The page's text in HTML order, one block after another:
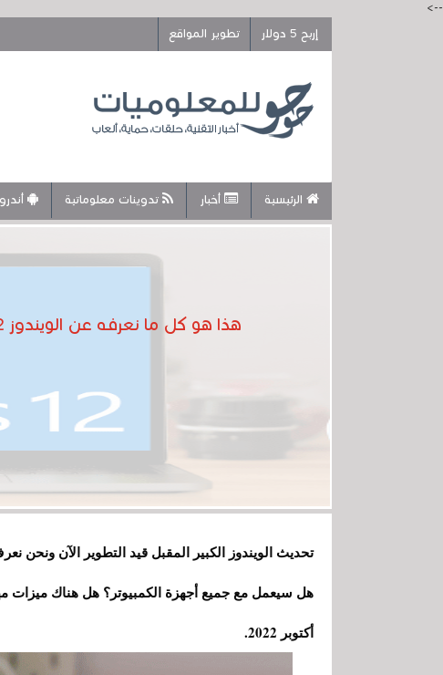
-->
إربح 5 دولار
تطوير المواقع
الرئيسية أخبار تدوينات معلوماتية
هذا هو كل ما نعرفه عن الويندوز 12 وهذه هي المواصفات التي يجب أن تتوفر في حاسوبك حتى تستطيع التحديث
تحديث الويندوز الكبير المقبل قيد التطوير الآن
أكتوبر 2022.